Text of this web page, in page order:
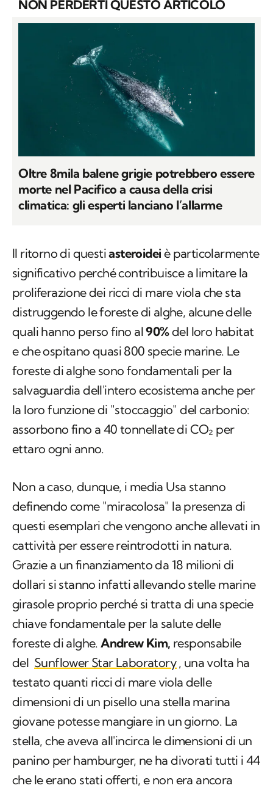
NON PERDERTI QUESTO ARTICOLO
Oltre 8mila balene grigie potrebbero essere
morte nel Pacifico a causa della crisi
climatica: gli esperti lanciano l’allarme
Il ritorno di questiasteroidei è particolarmente
significativo perché contribuisce a limitare la
proliferazione dei ricci di mare viola che sta
distruggendo le foreste di alghe, alcune delle
quali hanno perso fino al90%del loro habitat
e che ospitano quasi 800 specie marine. Le
foreste di alghe sono fondamentali per la
salvaguardia dell'intero ecosistema anche per
la loro funzione di "stoccaggio" del carbonio:
assorbono fino a 40 tonnellate di CO₂ per
ettaro ogni anno.
Non a caso, dunque, i media Usa stanno
definendo come "miracolosa" la presenza di
questi esemplari che vengono anche allevati in
cattività per essere reintrodotti in natura.
Grazie a un finanziamento da 18 milioni di
dollari si stanno infatti allevando stelle marine
girasole proprio perché si tratta di una specie
chiave fondamentale per la salute delle
foreste di alghe.Andrew Kim, responsabile
del Sunflower Star Laboratory, una volta ha
testato quanti ricci di mare viola delle
dimensioni di un pisello una stella marina
giovane potesse mangiare in un giorno. La
stella, che aveva all'incirca le dimensioni di un
panino per hamburger, ne ha divorati tutti i 44
che le erano stati offerti, e non era ancora